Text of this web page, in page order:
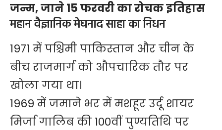
जन्म, जाने 15 फरवरी का रोचक इतिहास
महान वैज्ञानिक मेघनाद साहा का निधन
1971 में पश्चिमी पाकिस्तान और चीन के
बीच राजमार्ग को औपचारिक तौर पर
खोला गया था।
1969 में जमाने भर में मशहूर उर्दू शायर
मिर्जा गालिब की 100वीं पुण्यतिथि पर